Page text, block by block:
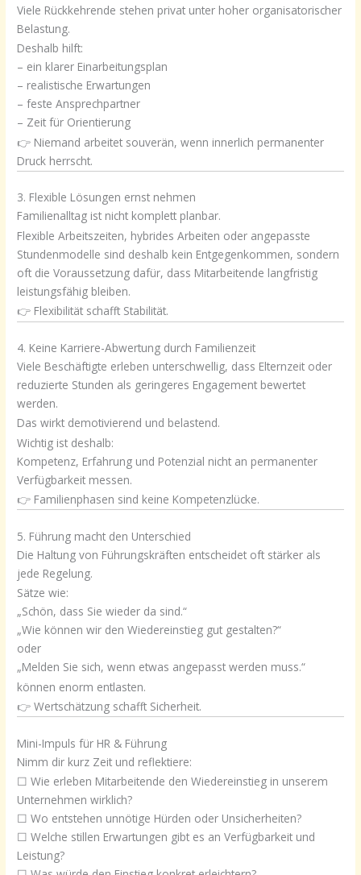
Viele Rückkehrende stehen privat unter hoher organisatorischer
Belastung.
Deshalb hilft:
– ein klarer Einarbeitungsplan
– realistische Erwartungen
– feste Ansprechpartner
– Zeit für Orientierung
👉 Niemand arbeitet souverän, wenn innerlich permanenter
Druck herrscht.
3. Flexible Lösungen ernst nehmen
Familienalltag ist nicht komplett planbar.
Flexible Arbeitszeiten, hybrides Arbeiten oder angepasste
Stundenmodelle sind deshalb kein Entgegenkommen, sondern
oft die Voraussetzung dafür, dass Mitarbeitende langfristig
leistungsfähig bleiben.
👉 Flexibilität schafft Stabilität.
4. Keine Karriere-Abwertung durch Familienzeit
Viele Beschäftigte erleben unterschwellig, dass Elternzeit oder
reduzierte Stunden als geringeres Engagement bewertet
werden.
Das wirkt demotivierend und belastend.
Wichtig ist deshalb:
Kompetenz, Erfahrung und Potenzial nicht an permanenter
Verfügbarkeit messen.
👉 Familienphasen sind keine Kompetenzlücke.
5. Führung macht den Unterschied
Die Haltung von Führungskräften entscheidet oft stärker als
jede Regelung.
Sätze wie:
„Schön, dass Sie wieder da sind.“
„Wie können wir den Wiedereinstieg gut gestalten?“
oder
„Melden Sie sich, wenn etwas angepasst werden muss.“
können enorm entlasten.
👉 Wertschätzung schafft Sicherheit.
Mini-Impuls für HR & Führung
Nimm dir kurz Zeit und reflektiere:
☐ Wie erleben Mitarbeitende den Wiedereinstieg in unserem
Unternehmen wirklich?
☐ Wo entstehen unnötige Hürden oder Unsicherheiten?
☐ Welche stillen Erwartungen gibt es an Verfügbarkeit und
Leistung?